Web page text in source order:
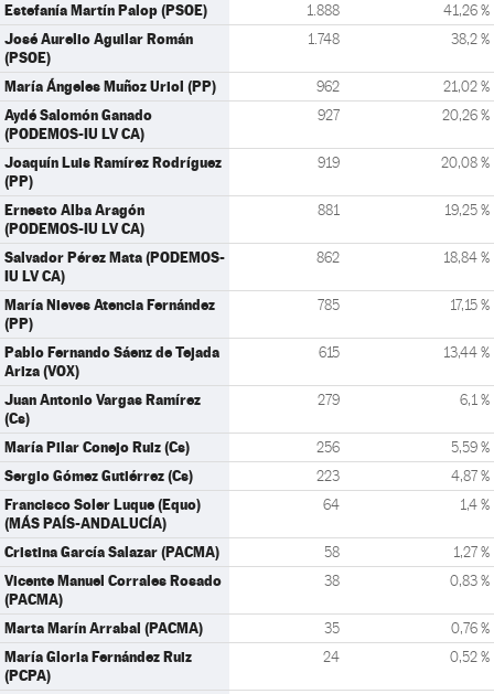
Estefanía Martín Palop (PSOE) 1.888 41,26 %
José Aurelio Aguilar Román
(PSOE)
1.748 38,2 %
María Ángeles Muñoz Uriol (PP) 962 21,02 %
Aydé Salomón Ganado
(PODEMOS-IU LV CA)
927 20,26 %
Joaquín Luis Ramírez Rodríguez
(PP)
919 20,08 %
Ernesto Alba Aragón
(PODEMOS-IU LV CA)
881 19,25 %
Salvador Pérez Mata (PODEMOS-
IU LV CA)
862 18,84 %
María Nieves Atencia Fernández
(PP)
785 17,15 %
Pablo Fernando Sáenz de Tejada
Ariza (VOX)
615 13,44 %
Juan Antonio Vargas Ramírez
(Cs)
279 6,1 %
María Pilar Conejo Ruiz (Cs) 256 5,59 %
Sergio Gómez Gutiérrez (Cs) 223 4,87 %
Francisco Soler Luque (Equo)
(MÁS PAÍS-ANDALUCÍA)
64 1,4 %
Cristina García Salazar (PACMA) 58 1,27 %
Vicente Manuel Corrales Rosado
(PACMA)
38 0,83 %
Marta Marín Arrabal (PACMA) 35 0,76 %
María Gloria Fernández Ruiz
(PCPA)
24 0,52 %